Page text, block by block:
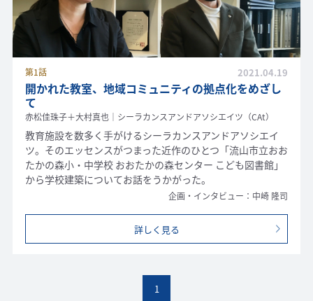
第1話
開かれた教室、地域コミュニティの拠点化をめざし
て
赤松佳珠子＋大村真也｜シーラカンスアンドアソシエイツ（CAt）
2021.04.19
教育施設を数多く手がけるシーラカンスアンドアソシエイ
ツ。そのエッセンスがつまった近作のひとつ「流山市立おお
たかの森小・中学校 おおたかの森センター こども図書館」
から学校建築についてお話をうかがった。
企画・インタビュー：中崎 隆司
詳しく見る
1